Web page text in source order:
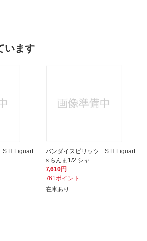
います
バンダイスピリッツ S.H.Figuart
s らんま1/2 シャ...
7,610円
761ポイント
在庫あり